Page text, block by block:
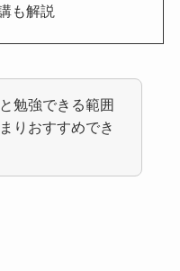
も解説
勉強できる範囲
りおすすめでき